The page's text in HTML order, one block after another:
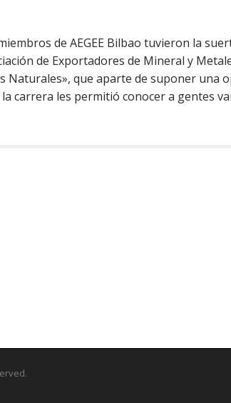
de AEGEE Bilbao tuvieron la
de Exportadores de Mineral y
Naturales», que aparte de suponer una
carrera les permitió conocer a gentes